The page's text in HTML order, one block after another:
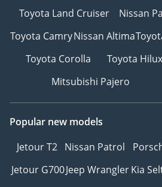
Toyota Land Cruiser
Nissan
Toyota CamryNissan Altima
Toyota Corolla
Toyota Hilux
Mitsubishi Pajero
Popular new models
Jetour T2 Nissan Patrol
Jetour G700Jeep WranglerKia